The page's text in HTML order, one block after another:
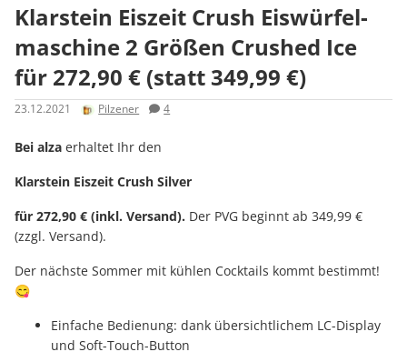
Klarstein Eiszeit Crush Eis­wür­fel­
ma­schi­ne 2 Größen Crushed Ice
für 272,90 € (statt 349,99 €)
23.12.2021 Pilzener 4
Bei alza erhaltet Ihr den
Klarstein Eiszeit Crush Silver
für 272,90 € (inkl. Versand). Der PVG beginnt ab 349,99 €
(zzgl. Versand).
Der nächste Sommer mit kühlen Cocktails kommt bestimmt!
😋
Einfache Bedienung: dank übersichtlichem LC-Display
und Soft-Touch-Button